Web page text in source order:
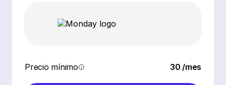
Precio mínimo 30 /mes